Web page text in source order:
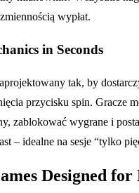
wypłat.
in Seconds
tak, by
przycisku spin. Gracze
zablokować wygrane i
– idealne na sesje “tylko
Designed